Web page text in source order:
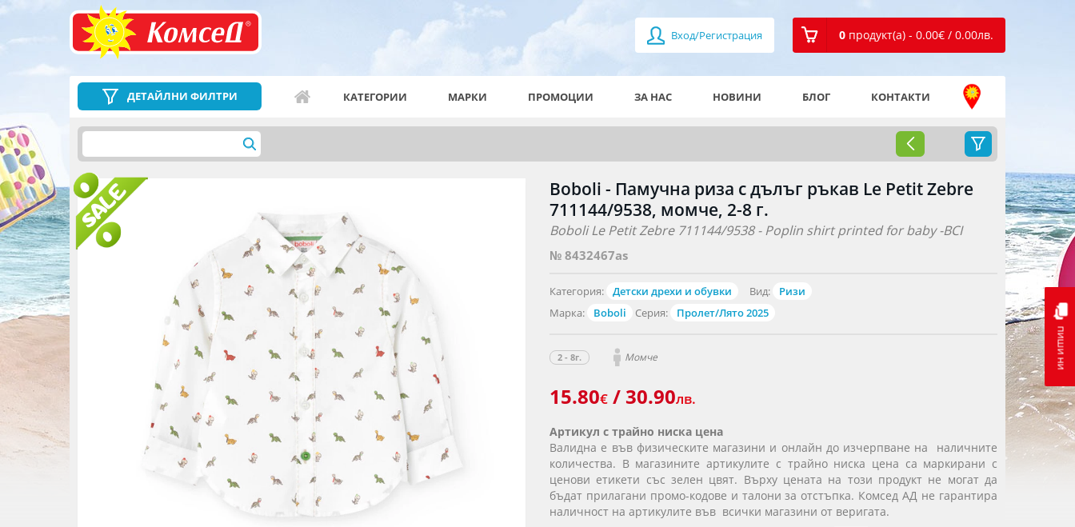
Вход/Регистрация 0 продукт(а) - 0.00€ / 0.00лв.
пиши ни
ДЕТАЙЛНИ ФИЛТРИ КАТЕГОРИИ МАРКИ ПРОМОЦИИ ЗА НАС НОВИНИ БЛОГ КОНТАКТИ
Boboli - Памучна риза с дълъг ръкав Le Petit Zebre
711144/9538, момче, 2-8 г.
Boboli Le Petit Zebre 711144/9538 - Poplin shirt printed for baby -BCI
№ 8432467as
Категория: Детски дрехи и обувки Вид:
Ризи
Марка:
Boboli Серия: Пролет/Лято 2025
2 - 8г. Момче
15.80€ / 30.90лв.
Артикул с трайно ниска цена
Валидна е във физическите магазини и онлайн до изчерпване на наличните
количества. В магазините артикулите с трайно ниска цена са маркирани с
ценови етикети със зелен цвят. Върху цената на този продукт не могат да
бъдат прилагани промо-кодове и талони за отстъпка. Комсед АД не гарантира
наличност на артикулите във всички магазини от веригата.